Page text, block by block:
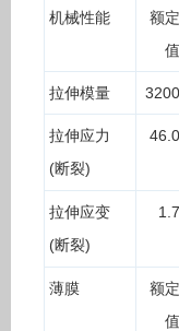
机械性能
额定
值
拉伸模量 3200
拉伸应力
(断裂)
46.0
拉伸应变
(断裂)
1.7
薄膜
额定
值